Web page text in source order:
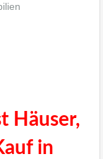
Häuser,
in